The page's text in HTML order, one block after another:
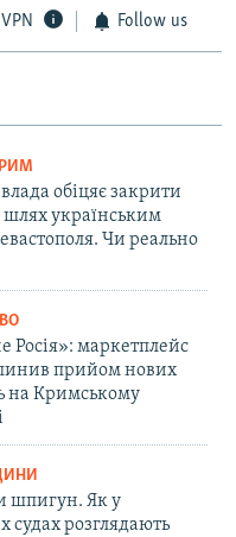
Follow us
обіцяє закрити
українським
Чи реально
Росія»: маркетплейс
прийом нових
на Кримському
шпигун. Як у
судах розглядають